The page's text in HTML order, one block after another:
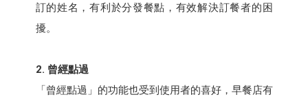
訂的姓名，有利於分發餐點，有效解決訂餐者的困
擾。
2. 曾經點過
「曾經點過」的功能也受到使用者的喜好，早餐店有